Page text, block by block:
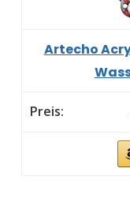
Artecho